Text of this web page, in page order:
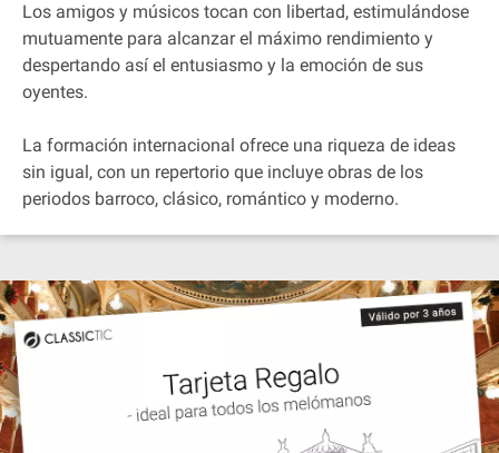
Los amigos y músicos tocan con libertad, estimulándose
mutuamente para alcanzar el máximo rendimiento y
despertando así el entusiasmo y la emoción de sus
oyentes.
La formación internacional ofrece una riqueza de ideas
sin igual, con un repertorio que incluye obras de los
periodos barroco, clásico, romántico y moderno.